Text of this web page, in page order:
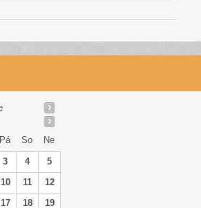
Pá So Ne
3 4
5
10 11
12
17 18 19